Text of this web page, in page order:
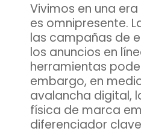
Vivimos en una
es omnipresente.
las campañas de
los anuncios en
herramientas
embargo, en
avalancha digital,
física de marca
diferenciador